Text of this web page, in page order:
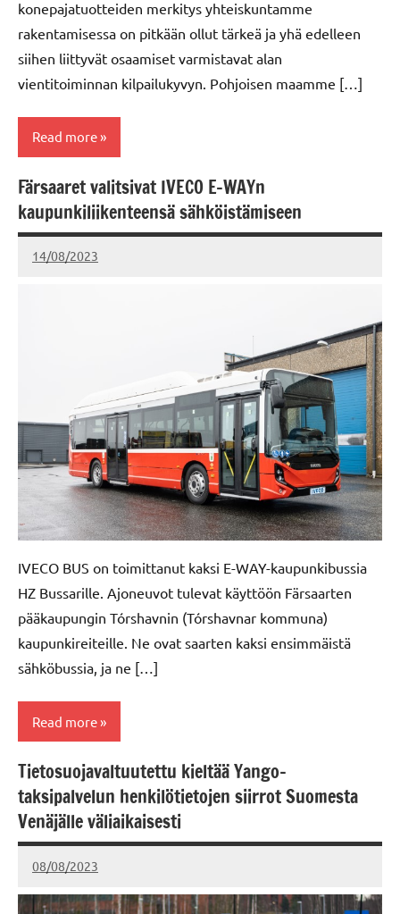
konepajatuotteiden merkitys yhteiskuntamme
rakentamisessa on pitkään ollut tärkeä ja yhä edelleen
siihen liittyvät osaamiset varmistavat alan
vientitoiminnan kilpailukyvyn. Pohjoisen maamme […]
Read more
Sisu-
Auto
Färsaaret valitsivat IVECO E-WAYn
kaupunkiliikenteensä sähköistämiseen
14/08/2023
kerttuvali
IVECO BUS on toimittanut kaksi E-WAY-kaupunkibussia
HZ Bussarille. Ajoneuvot tulevat käyttöön Färsaarten
pääkaupungin Tórshavnin (Tórshavnar kommuna)
kaupunkireiteille. Ne ovat saarten kaksi ensimmäistä
sähköbussia, ja ne […]
Read more
Hyötyajoneuvot
IVECO
LINJA-
AUTOLIIKENNE
Tietosuojavaltuutettu kieltää Yango-
taksipalvelun henkilötietojen siirrot Suomesta
Venäjälle väliaikaisesti
08/08/2023
kerttuvali